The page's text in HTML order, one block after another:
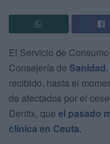
El Servicio de
Consejería de Sanidad
recibido, hasta el
de afectados por el
Dentix, que el pasado
clínica en Ceuta.